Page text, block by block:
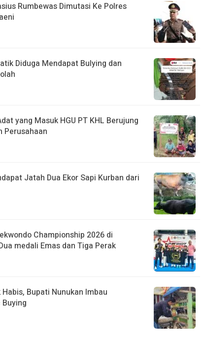
Rumbewas Dimutasi Ke Polres
Diduga Mendapat Bulying dan
yang Masuk HGU PT KHL Berujung
Perusahaan
Jatah Dua Ekor Sapi Kurban dari
Championship 2026 di
medali Emas dan Tiga Perak
Bupati Nunukan Imbau